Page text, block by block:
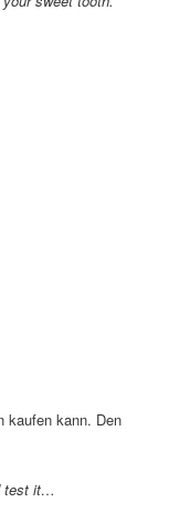
kaufen kann. Den
test it…